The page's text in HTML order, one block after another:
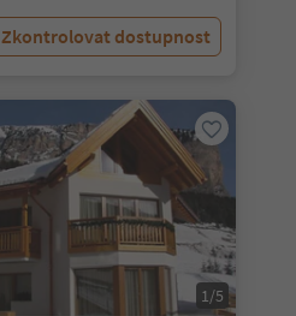
Zkontrolovat dostupnost
1/5